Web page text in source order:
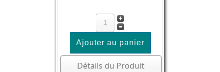
Détails du Produit